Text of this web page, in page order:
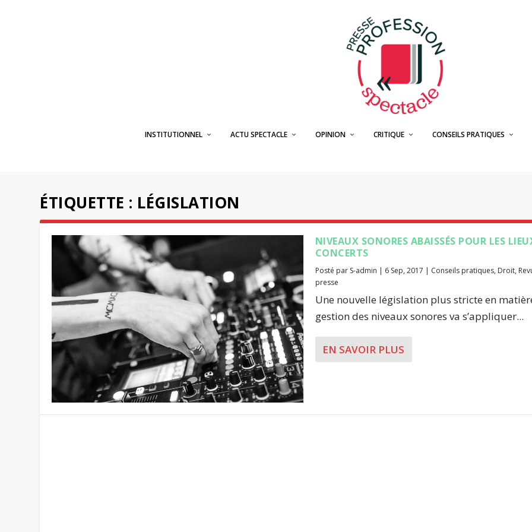
INSTITUTIONNEL ACTU SPECTACLE OPINION CRITIQUE CONSEILS PRATIQUES
ÉTIQUETTE : LÉGISLATION
NIVEAUX SONORES ABAISSÉS POUR LES
CONCERTS
Posté par S-admin | 6 Sep, 2017 | Conseils pratiques, Droit,
presse
Une nouvelle législation plus stricte en
gestion des niveaux sonores va s’appliquer...
EN SAVOIR PLUS